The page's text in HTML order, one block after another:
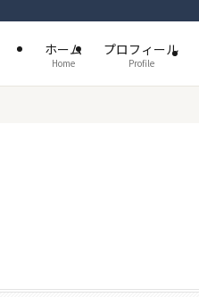
ホーム
Home
プロフィール
Profile